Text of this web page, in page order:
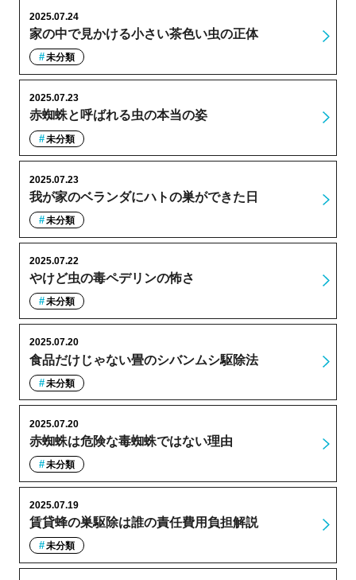
家の中で見かける小さい茶色い虫の正体
2025.07.24
未分類
赤蜘蛛と呼ばれる虫の本当の姿
2025.07.23
未分類
我が家のベランダにハトの巣ができた日
2025.07.23
未分類
やけど虫の毒ペデリンの怖さ
2025.07.22
未分類
食品だけじゃない畳のシバンムシ駆除法
2025.07.20
未分類
赤蜘蛛は危険な毒蜘蛛ではない理由
2025.07.20
未分類
賃貸蜂の巣駆除は誰の責任費用負担解説
2025.07.19
未分類